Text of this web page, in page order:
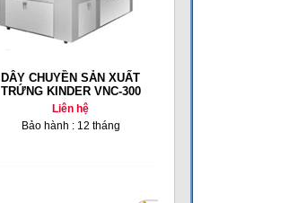
DÂY CHUYỀN SẢN XUẤT
TRỨNG KINDER VNC-300
Liên hệ
Bảo hành : 12 tháng